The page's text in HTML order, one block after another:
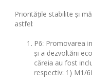
Prioritățile stabilite și
astfel:
P6: Promovarea
și a dezvoltării
căreia au fost
respectiv: 1) M1/